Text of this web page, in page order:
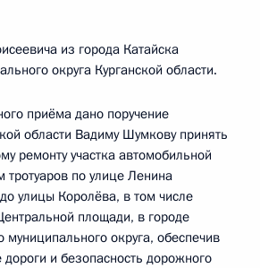
из города Катайска
округа Курганской области.
приёма дано поручение
области Вадиму Шумкову принять
ремонту участка автомобильной
тротуаров по улице Ленина
улицы Королёва, в том числе
площади, в городе
муниципального округа, обеспечив
и безопасность дорожного